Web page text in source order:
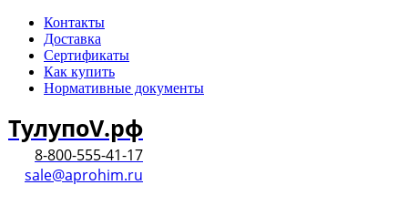
Контакты
Доставка
Сертификаты
Как купить
Нормативные документы
ТулупоV.рф
8-800-555-41-17
sale@aprohim.ru